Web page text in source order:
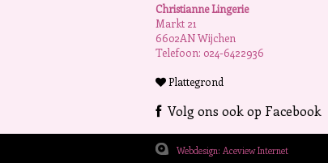
Christianne Lingerie
Markt 21
6602AN Wijchen
Telefoon: 024-6422936
Plattegrond
Volg ons ook op Facebook
Webdesign: Aceview Internet